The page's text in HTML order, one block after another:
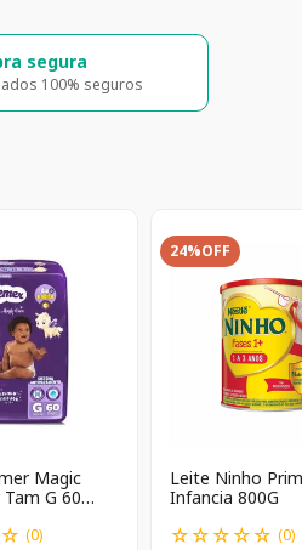
segura
100% seguros
Magic
G 60
☆ (0)
24%OFF
Leite Ninho
Infancia 800G
☆☆☆☆☆ (0)